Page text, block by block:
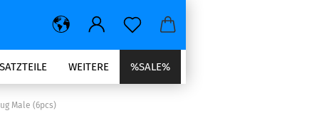
%SALE%
WEITERE
Male (6pcs)